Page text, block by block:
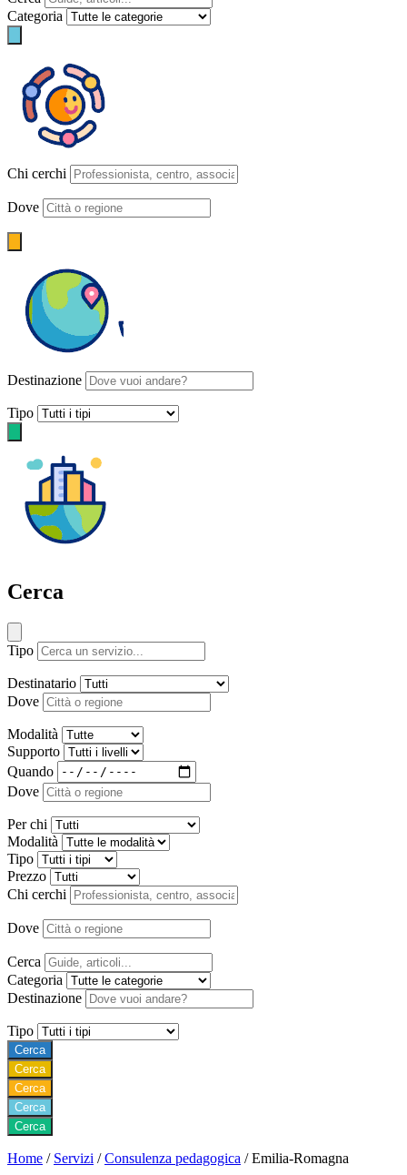
Categoria
Chi cerchi
Dove
Destinazione
Tipo
Cerca
Tipo
Destinatario
Dove
Modalità
Supporto
Quando
Dove
Per chi
Modalità
Tipo
Prezzo
Chi cerchi
Dove
Cerca
Categoria
Destinazione
Tipo
Cerca
Cerca
Cerca
Cerca
Cerca
Home / Servizi / Consulenza pedagogica / Emilia-Romagna